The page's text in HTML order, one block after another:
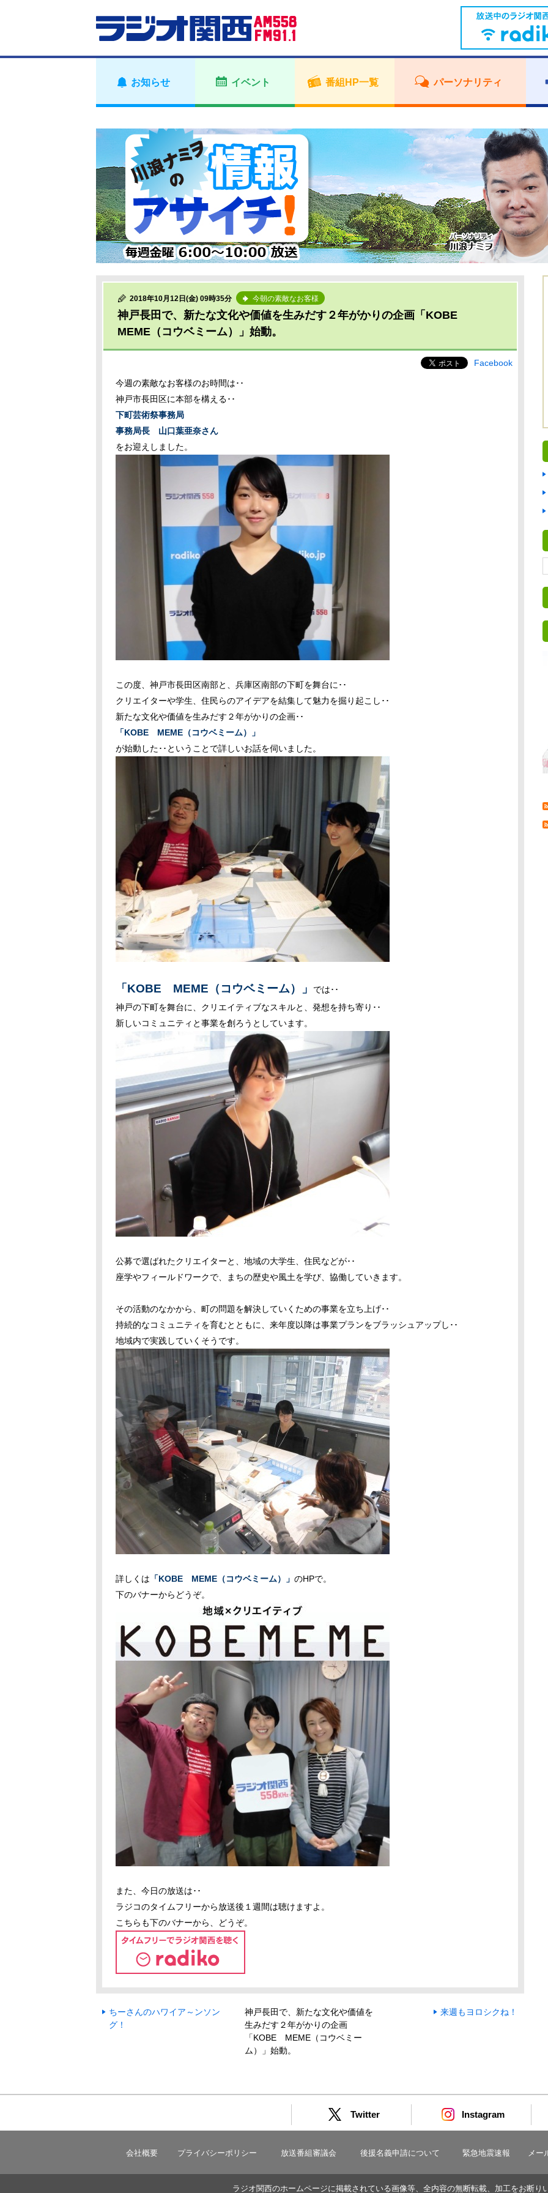
お知らせ イベント 番組HP一覧 パーソナリティ
2018年10月12日(金) 09時35分 今朝の素敵なお客様
神戸長田で、新たな文化や価値を生みだす２年がかりの企画「KOBE
MEME（コウベミーム）」始動。
Facebook
今週の素敵なお客様のお時間は･･
神戸市長田区に本部を構える･･
下町芸術祭事務局
事務局長 山口葉亜奈さん
をお迎えしました。
この度、神戸市長田区南部と、兵庫区南部の下町を舞台に･･
クリエイターや学生、住民らのアイデアを結集して魅力を掘り起こし･･
新たな文化や価値を生みだす２年がかりの企画･･
「KOBE MEME（コウベミーム）」
が始動した･･ということで詳しいお話を伺いました。
「KOBE MEME（コウベミーム）」
では･･
神戸の下町を舞台に、クリエイティブなスキルと、発想を持ち寄り･･
新しいコミュニティと事業を創ろうとしています。
公募で選ばれたクリエイターと、地域の大学生、住民などが･･
座学やフィールドワークで、まちの歴史や風土を学び、協働していきます。
その活動のなかから、町の問題を解決していくための事業を立ち上げ･･
持続的なコミュニティを育むとともに、来年度以降は事業プランをブラッシュアップし･･
地域内で実践していくそうです。
詳しくは 「KOBE MEME（コウベミーム）」 のHPで。
下のバナーからどうぞ。
また、今日の放送は･･
ラジコのタイムフリーから放送後１週間は聴けますよ。
こちらも下のバナーから、どうぞ。
ちーさんのハワイア～ンソン
グ！
神戸長田で、新たな文化や価値を
生みだす２年がかりの企画
「KOBE MEME（コウベミー
ム）」始動。
来週もヨロシクね！
Twitter Instagram
会社概要 プライバシーポリシー 放送番組審議会 後援名義申請について 緊急地震速報 メー
ラジオ関西のホームページに掲載されている画像等、全内容の無断転載、加工をお断り